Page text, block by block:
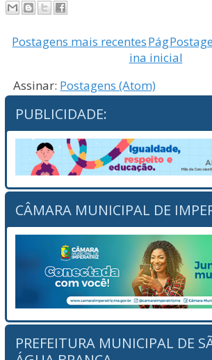
Postagens mais recentesPág
ina inicial
Assinar: Postagens (Atom)
PUBLICIDADE:
CÂMARA MUNICIPAL DE
PREFEITURA MUNICIPAL DE